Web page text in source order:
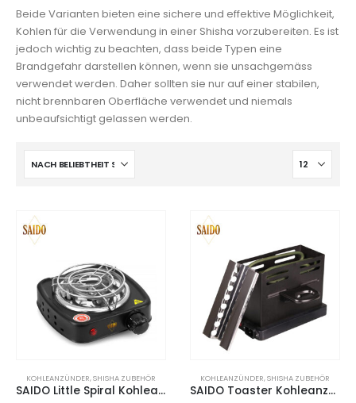
Beide Varianten bieten eine sichere und effektive Möglichkeit,
Kohlen für die Verwendung in einer Shisha vorzubereiten. Es ist
jedoch wichtig zu beachten, dass beide Typen eine
Brandgefahr darstellen können, wenn sie unsachgemäss
verwendet werden. Daher sollten sie nur auf einer stabilen,
nicht brennbaren Oberfläche verwendet und niemals
unbeaufsichtigt gelassen werden.
KOHLEANZÜNDER,SHISHA ZUBEHÖR
SAIDO Little Spiral Kohleanzünder 500W + Kohlegitter
KOHLEANZÜNDER,SHISHA ZUBEHÖR
SAIDO Toaster Kohleanzünder 800W